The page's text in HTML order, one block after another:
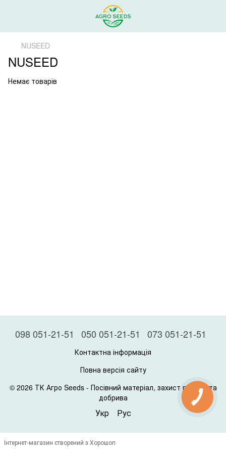
NUSEED
NUSEED
Немає товарів
098 051-21-51 050 051-21-51 073 051-21-51
Контактна інформація
Повна версія сайту
© 2026 ТК Агро Seeds - Посівний матеріал, захист рослин та
добрива
Укр Рус
Інтернет-магазин створений з Хорошоп